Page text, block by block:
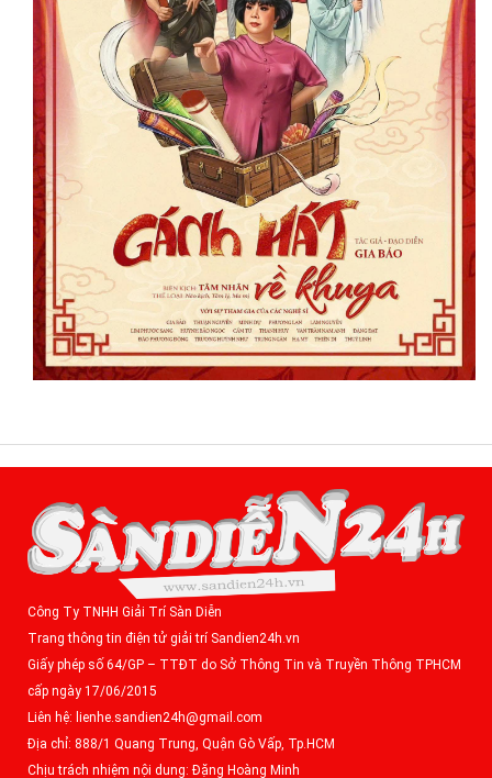
Công Ty TNHH Giải Trí Sàn Diễn
Trang thông tin điện tử giải trí Sandien24h.vn
Giấy phép số 64/GP – TTĐT do Sở Thông Tin và Truyền Thông TPHCM
cấp ngày 17/06/2015
Liên hệ: lienhe.sandien24h@gmail.com
Địa chỉ: 888/1 Quang Trung, Quận Gò Vấp, Tp.HCM
Chịu trách nhiệm nội dung: Đặng Hoàng Minh